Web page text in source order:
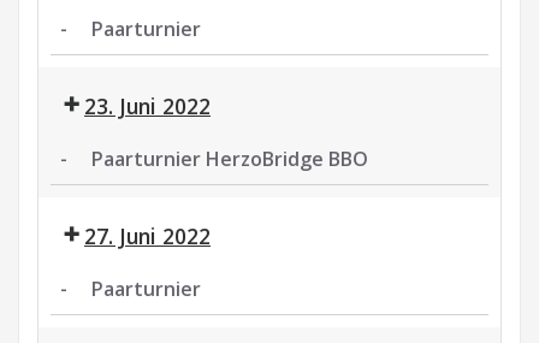
- Paarturnier
23. Juni 2022
- Paarturnier HerzoBridge BBO
HerzoBridge
BBO 27. Juni 2022
- Paarturnier